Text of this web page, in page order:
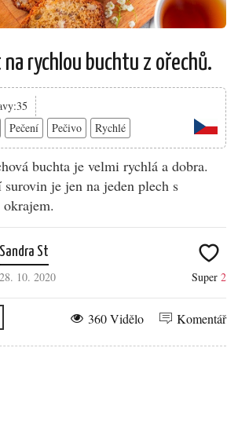
na rychlou buchtu z ořechů.
Pečení Pečivo Rychlé
buchta je velmi rychlá a dobra.
je jen na jeden plech s
Sandra St
28. 10. 2020
Super 2
Komentář
360 Vidělo